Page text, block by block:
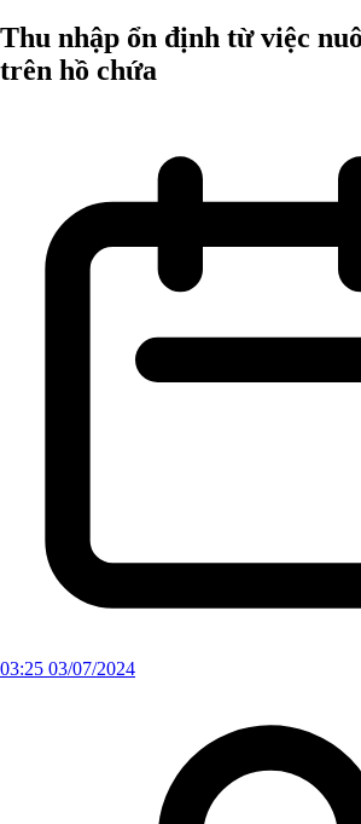
Thu nhập ổn định từ việc
trên hồ chứa
03:25 03/07/2024